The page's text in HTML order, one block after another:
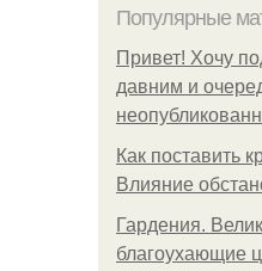
Популярные
Привет! Хочу
давним и
Как поставить
Влияние
Гардения.
благоухающие